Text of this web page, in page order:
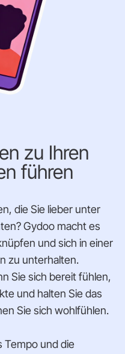
zu Ihren
führen
die Sie lieber unter
Gydoo macht es
und sich in einer
zu unterhalten.
Sie sich bereit fühlen,
und halten Sie das
Sie sich wohlfühlen.
Tempo und die